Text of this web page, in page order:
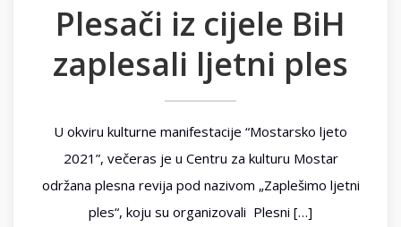
Plesači iz cijele BiH
zaplesali ljetni ples
U okviru kulturne manifestacije “Mostarsko ljeto
2021”, večeras je u Centru za kulturu Mostar
održana plesna revija pod nazivom „Zaplešimo ljetni
ples“, koju su organizovali Plesni […]